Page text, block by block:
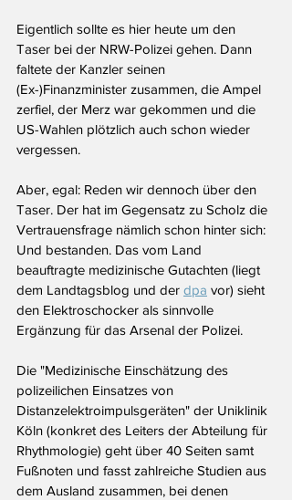
Eigentlich sollte es hier heute um den
Taser bei der NRW-Polizei gehen. Dann
faltete der Kanzler seinen
(Ex-)Finanzminister zusammen, die Ampel
zerfiel, der Merz war gekommen und die
US-Wahlen plötzlich auch schon wieder
vergessen.
Aber, egal: Reden wir dennoch über den
Taser. Der hat im Gegensatz zu Scholz die
Vertrauensfrage nämlich schon hinter sich:
Und bestanden. Das vom Land
beauftragte medizinische Gutachten (liegt
dem Landtagsblog und der dpa vor) sieht
den Elektroschocker als sinnvolle
Ergänzung für das Arsenal der Polizei.
Die "Medizinische Einschätzung des
polizeilichen Einsatzes von
Distanzelektroimpulsgeräten" der Uniklinik
Köln (konkret des Leiters der Abteilung für
Rhythmologie) geht über 40 Seiten samt
Fußnoten und fasst zahlreiche Studien aus
dem Ausland zusammen, bei denen